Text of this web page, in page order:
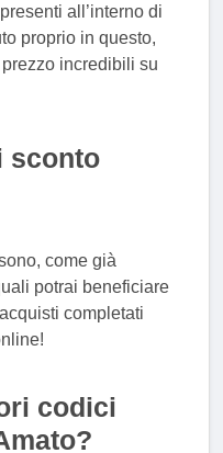
presenti all’interno di
proprio in questo,
incredibili su
sconto
come già
potrai beneficiare
completati
codici